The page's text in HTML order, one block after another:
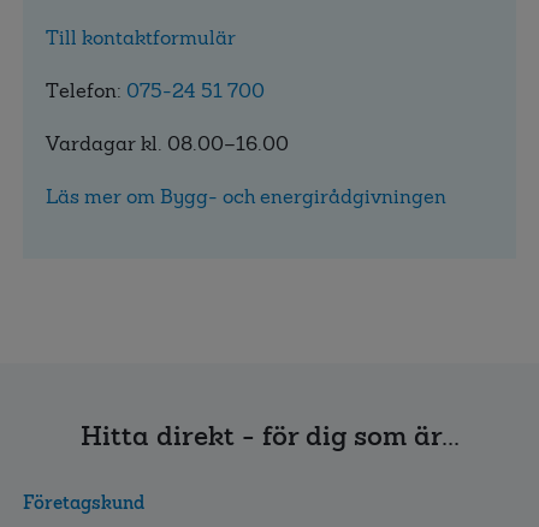
Till kontaktformulär
Telefon: 075-24 51 700
Vardagar kl. 08.00–16.00
Läs mer om Bygg- och energirådgivningen
Hitta direkt - för dig som är...
Företagskund